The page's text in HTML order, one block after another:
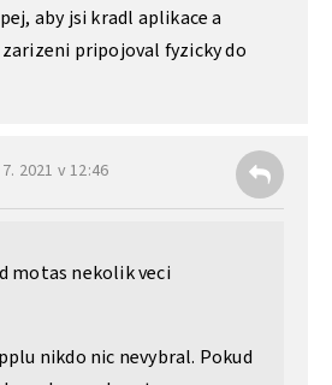
aby jsi kradl aplikace a
pripojoval fyzicky do
2021 v 12:46
motas nekolik veci
nikdo nic nevybral. Pokud